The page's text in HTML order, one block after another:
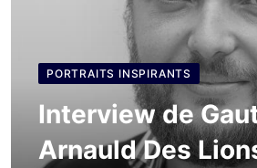
PORTRAITS INSPIRANTS
Interview de
Arnauld Des